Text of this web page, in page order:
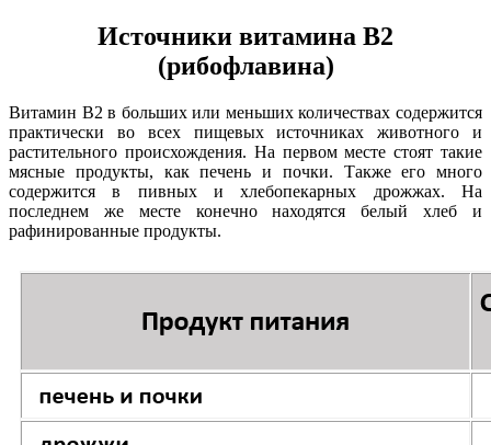
Источники витамина В2
(рибофлавина)
Витамин В2 в больших или меньших количествах содержится
практически во всех пищевых источниках животного и
растительного происхождения. На первом месте стоят такие
мясные продукты, как печень и почки. Также его много
содержится в пивных и хлебопекарных дрожжах. На
последнем же месте конечно находятся белый хлеб и
рафинированные продукты.